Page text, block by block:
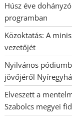
Húsz éve
programban
Közoktatás: A
vezetőjét
Nyilvános
jövőjéről
Elveszett a
Szabolcs megyei